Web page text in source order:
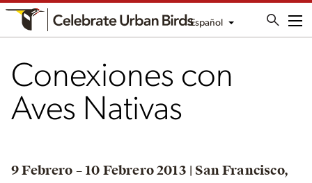
Español
Conexiones con
Aves Nativas
9 Febrero – 10 Febrero 2013 | San Francisco,